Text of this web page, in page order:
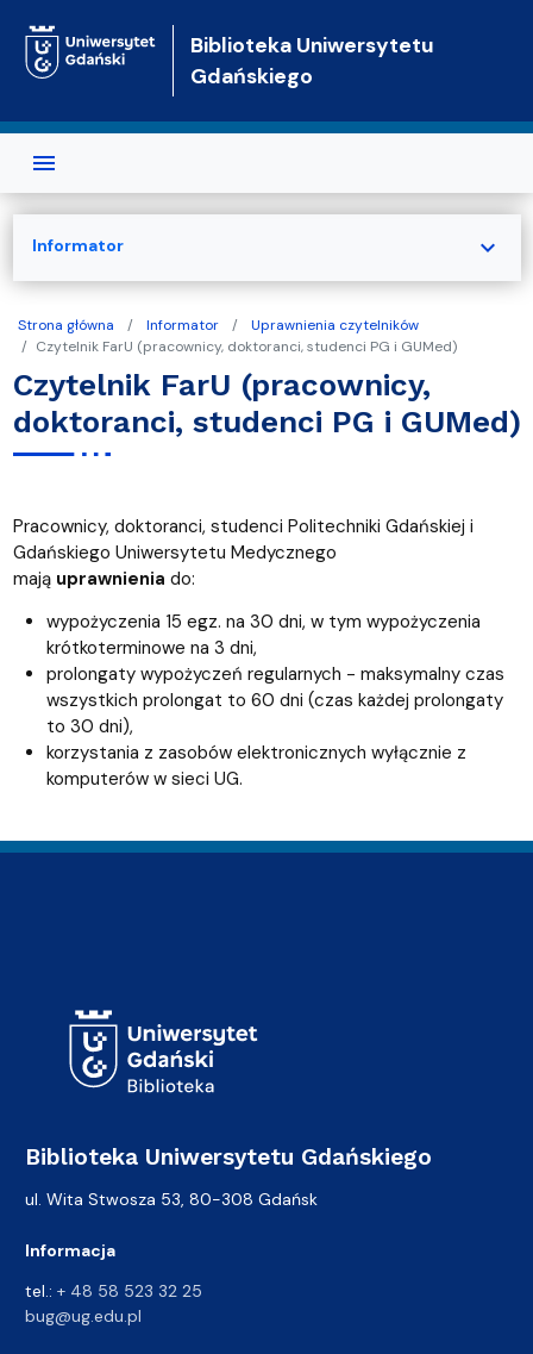
Biblioteka Uniwersytetu
Gdańskiego
Strona główna Informator
Uprawnienia czytelników
Czytelnik FarU (pracownicy, doktoranci, studenci PG i GUMed)
Czytelnik FarU (pracownicy,
doktoranci, studenci PG i GUMed)
Pracownicy, doktoranci, studenci Politechniki Gdańskiej i
Gdańskiego Uniwersytetu Medycznego
mają uprawnienia do:
wypożyczenia 15 egz. na 30 dni, w tym wypożyczenia
krótkoterminowe na 3 dni,
prolongaty wypożyczeń regularnych - maksymalny czas
wszystkich prolongat to 60 dni (czas każdej prolongaty
to 30 dni),
korzystania z zasobów elektronicznych wyłącznie z
komputerów w sieci UG.
Informator expand_more
Biblioteka Uniwersytetu Gdańskiego
ul. Wita Stwosza 53, 80-308 Gdańsk
Informacja
tel.: + 48 58 523 32 25
bug@ug.edu.pl